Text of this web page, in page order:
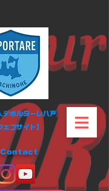
デポルターレ八戸
ェブサイト】